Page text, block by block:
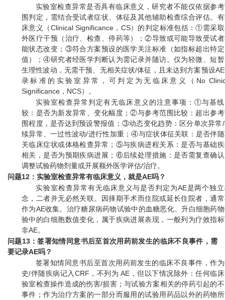
实验室检查异常是否具有临床意义，研究者不能仅依据参
围判定，需结合受试者症状、体征及其他辅助检查综合评估。
床意义（Clinical Significance，CS）的判定标准包括：①需采
外医疗干预（治疗、检查、停药等）；②导致或可能导致受试
能状态改变；③符合方案预设的医学关注标准（如指标超出特
值）；④研究者经医学判断认为需记录并随访。仅为轻微、短
生理性波动，无需干预、无相关症状/体征，且未达到方案预设
录标准的实验室异常，可判定为无临床意义（No
Significance，NCS）。
实验室检查异常判定有无临床意义的注意事项：①与基
较：是否为新发异常、变化幅度；②与参考范围比较：超出参
围程度，是否达到预设警报值；③动态变化趋势：区分单次异常
续异常、一过性波动/进行性加重；④与症状体征关联：是否伴
关临床症状或体格检查异常；⑤与疾病进程关系：是否与基础
相关，是否为预期疾病进展；⑥后续处理措施：是否需复查确
调整试验药物剂量或开展额外医学评估/治疗。
问题12：实验室检查异常有临床意义，就是AE吗？
实验室检查异常有无临床意义与是否判定为AE是两个独
念，二者并无必然关联。因择期手术而住院或延长住院者，通
作为AE收集。治疗糖尿病药物试验中的血糖恶化、升白细胞药
验中的白细胞数值变化，属于疾病进展表现，一般列为疗效指
非AE。
问题13：签署知情同意书后至首次用药前发生的临床不良事件，需
要记录AE吗？
签署知情同意书后至首次用药前发生的临床不良事件，作
史/伴随疾病记入CRF，不列为 AE，但以下情况除外：任何临
验室检查操作造成的伤害/损害；与试验方案相关的停药引起的
事件；作为治疗方案的一部分而服用的试验用药品以外的药物